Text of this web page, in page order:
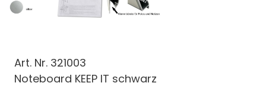
Art. Nr. 321003
Noteboard KEEP IT schwarz